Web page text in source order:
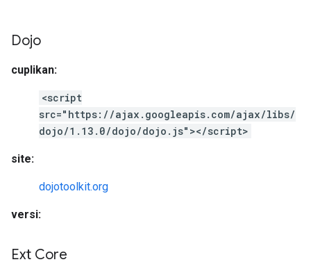
Dojo
cuplikan:
<script
src="https://ajax.googleapis.com/ajax/libs/
dojo/1.13.0/dojo/dojo.js"></script>
site:
dojotoolkit.org
versi:
Ext Core